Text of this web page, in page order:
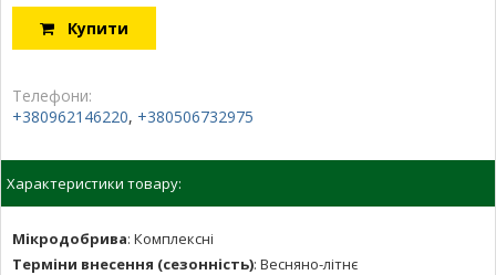
Купити
Телефони:
+380962146220, +380506732975
Характеристики товару:
Мікродобрива: Комплексні
Терміни внесення (сезонність): Весняно-літнє